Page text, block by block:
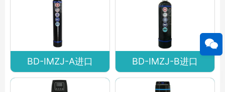
BD-IMZJ-A进口 BD-IMZJ-B进口